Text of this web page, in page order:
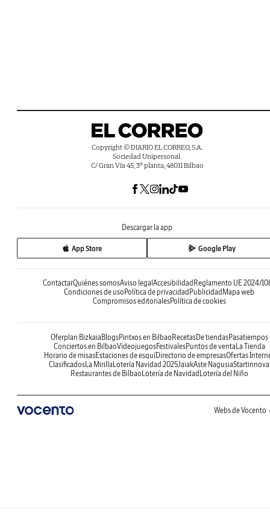
Copyright © DIARIO EL CORREO, S.A.
Sociedad Unipersonal.
C/ Gran Vía 45, 3ª planta, 48011 Bilbao
Descargar la app
App Store Google Play
ContactarQuiénes somosAviso legal Accesibilidad Reglamento UE 2024/
Condiciones de uso Política de privacidad Publicidad Mapa web
Compromisos editorialesPolítica de cookies
Oferplan Bizkaia BlogsPintxos en Bilbao RecetasDe tiendasPasatiempos
Conciertos en BilbaoVideojuegosFestivalesPuntos de venta La Tienda
Horario de misasEstaciones de esquíDirectorio de empresasOfertas
ClasificadosLa Mirilla Lotería Navidad 2025JaiakAste NagusiaStartinnova
Restaurantes de Bilbao Lotería de Navidad Lotería del Niño
Webs de Vocento